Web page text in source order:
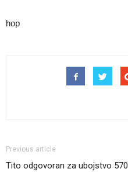
hop
Previous article
Tito odgovoran za ubojstvo 570